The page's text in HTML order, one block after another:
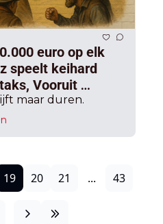
euro op elk
speelt keihard
Vooruit
rekken leidt tot
maar duren.
19 20 21 ... 43